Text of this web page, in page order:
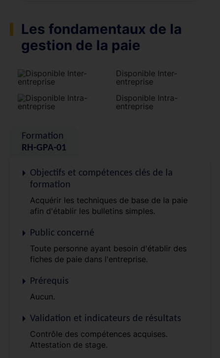
Les fondamentaux de la
gestion de la paie
Disponible Inter-
entreprise
Disponible Intra-
entreprise
Formation
RH-GPA-01
Objectifs et compétences clés de la
formation
Acquérir les techniques de base de la paie
afin d'établir les bulletins simples.
Public concerné
Toute personne ayant besoin d'établir des
fiches de paie dans l'entreprise.
Prérequis
Aucun.
Validation et indicateurs de résultats
Contrôle des compétences acquises.
Attestation de stage.